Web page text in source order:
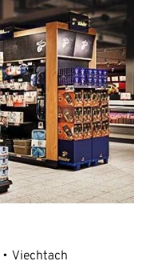
Viechtach